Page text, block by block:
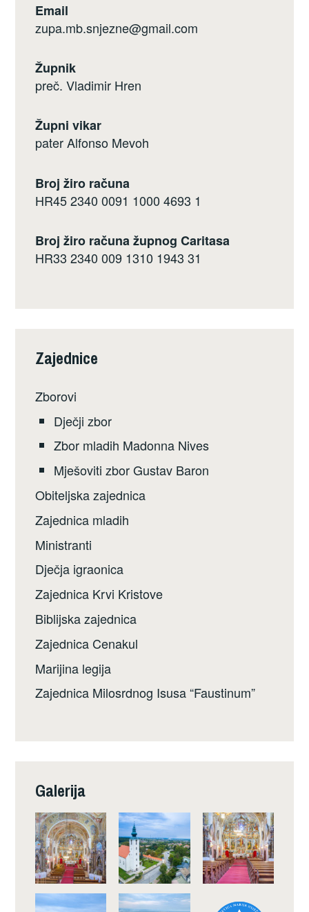
Email
zupa.mb.snjezne@gmail.com
Župnik
preč. Vladimir Hren
Župni vikar
pater Alfonso Mevoh
Broj žiro računa
HR45 2340 0091 1000 4693 1
Broj žiro računa župnog Caritasa
HR33 2340 009 1310 1943 31
Zajednice
Zborovi
Dječji zbor
Zbor mladih Madonna Nives
Mješoviti zbor Gustav Baron
Obiteljska zajednica
Zajednica mladih
Ministranti
Dječja igraonica
Zajednica Krvi Kristove
Biblijska zajednica
Zajednica Cenakul
Marijina legija
Zajednica Milosrdnog Isusa “Faustinum”
Galerija